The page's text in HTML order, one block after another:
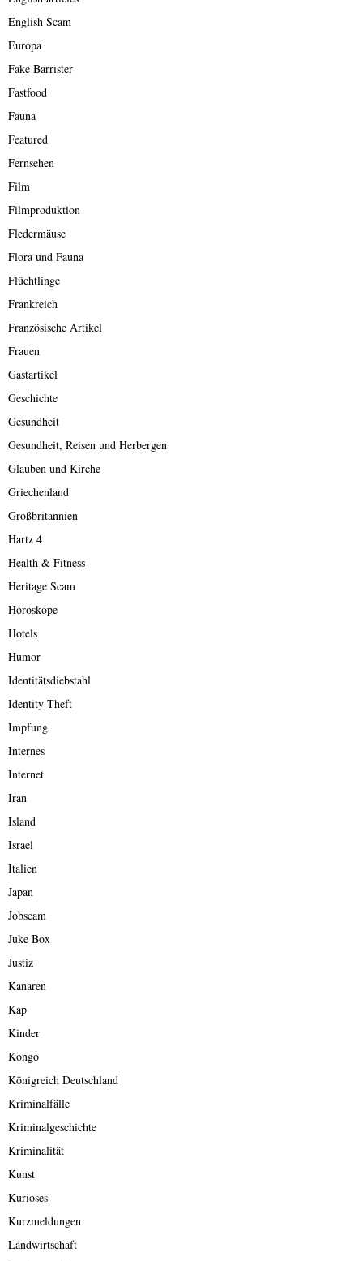
English Scam
Europa
Fake Barrister
Fastfood
Fauna
Featured
Fernsehen
Film
Filmproduktion
Fledermäuse
Flora und Fauna
Flüchtlinge
Frankreich
Französische Artikel
Frauen
Gastartikel
Geschichte
Gesundheit
Gesundheit, Reisen und Herbergen
Glauben und Kirche
Griechenland
Großbritannien
Hartz 4
Health & Fitness
Heritage Scam
Horoskope
Hotels
Humor
Identitätsdiebstahl
Identity Theft
Impfung
Internes
Internet
Iran
Island
Israel
Italien
Japan
Jobscam
Juke Box
Justiz
Kanaren
Kap
Kinder
Kongo
Königreich Deutschland
Kriminalfälle
Kriminalgeschichte
Kriminalität
Kunst
Kurioses
Kurzmeldungen
Landwirtschaft